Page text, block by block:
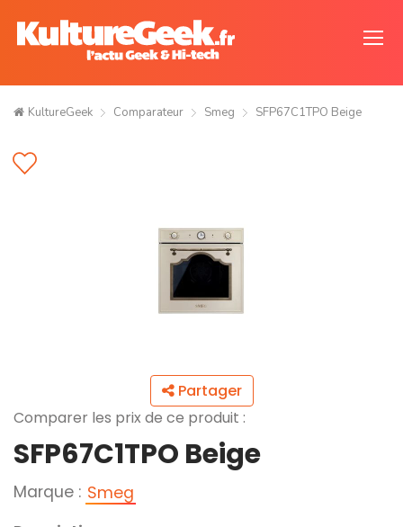
KultureGeek Comparateur Smeg SFP67C1TPO Beige
Partager
Comparer les prix de ce produit :
SFP67C1TPO Beige
Marque : Smeg